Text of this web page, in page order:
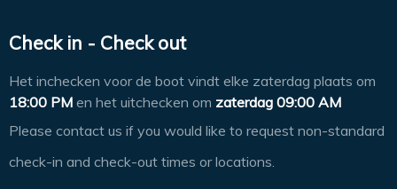
Check in - Check out
Het inchecken voor de boot vindt elke zaterdag plaats om
18:00 PM en het uitchecken om zaterdag 09:00 AM
Please contact us if you would like to request non-standard
check-in and check-out times or locations.